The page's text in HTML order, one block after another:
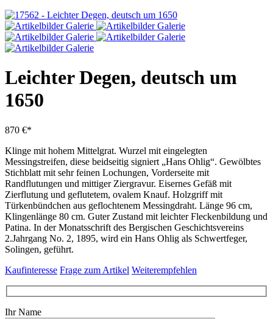
Leichter Degen, deutsch um
1650
870 €*
Klinge mit hohem Mittelgrat. Wurzel mit eingelegten
Messingstreifen, diese beidseitig signiert „Hans Ohlig“. Gewölbtes
Stichblatt mit sehr feinen Lochungen, Vorderseite mit
Randflutungen und mittiger Ziergravur. Eisernes Gefäß mit
Zierflutung und geflutetem, ovalem Knauf. Holzgriff mit
Türkenbündchen aus geflochtenem Messingdraht. Länge 96 cm,
Klingenlänge 80 cm. Guter Zustand mit leichter Fleckenbildung und
Patina. In der Monatsschrift des Bergischen Geschichtsvereins
2.Jahrgang No. 2, 1895, wird ein Hans Ohlig als Schwertfeger,
Solingen, geführt.
Kaufinteresse Frage zum Artikel Weiterempfehlen
Ihr Name